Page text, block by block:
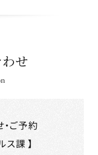
せ
ご予約
ス課 】